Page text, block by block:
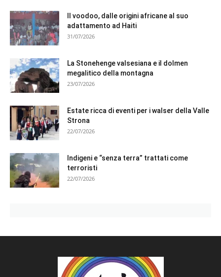
Il voodoo, dalle origini africane al suo
adattamento ad Haiti
31/07/2026
La Stonehenge valsesiana e il dolmen
megalitico della montagna
23/07/2026
Estate ricca di eventi per i walser della Valle
Strona
22/07/2026
Indigeni e “senza terra” trattati come
terroristi
22/07/2026